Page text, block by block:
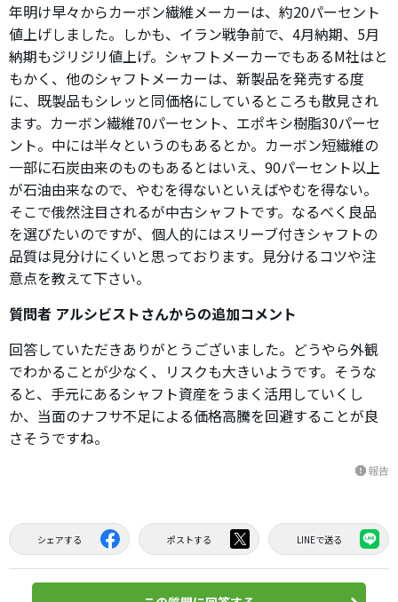
年明け早々からカーボン繊維メーカーは、約20パーセント
値上げしました。しかも、イラン戦争前で、4月納期、5月
納期もジリジリ値上げ。シャフトメーカーでもあるM社はと
もかく、他のシャフトメーカーは、新製品を発売する度
に、既製品もシレッと同価格にしているところも散見され
ます。カーボン繊維70パーセント、エポキシ樹脂30パーセ
ント。中には半々というのもあるとか。カーボン短繊維の
一部に石炭由来のものもあるとはいえ、90パーセント以上
が石油由来なので、やむを得ないといえばやむを得ない。
そこで俄然注目されるが中古シャフトです。なるべく良品
を選びたいのですが、個人的にはスリーブ付きシャフトの
品質は見分けにくいと思っております。見分けるコツや注
意点を教えて下さい。
質問者 アルシビストさんからの追加コメント
回答していただきありがとうございました。どうやら外観
でわかることが少なく、リスクも大きいようです。そうな
ると、手元にあるシャフト資産をうまく活用していくし
か、当面のナフサ不足による価格高騰を回避することが良
さそうですね。
report報告
シェアする ポストする LINEで送る